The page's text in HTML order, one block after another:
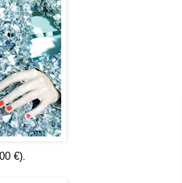
€).